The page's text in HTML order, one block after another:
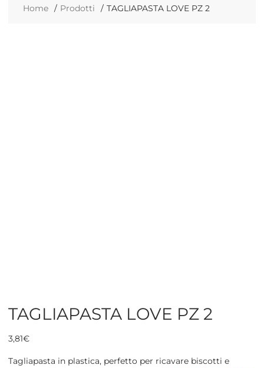
Home Prodotti TAGLIAPASTA LOVE PZ 2
TAGLIAPASTA LOVE PZ 2
3,81€
Tagliapasta in plastica, perfetto per ricavare biscotti e